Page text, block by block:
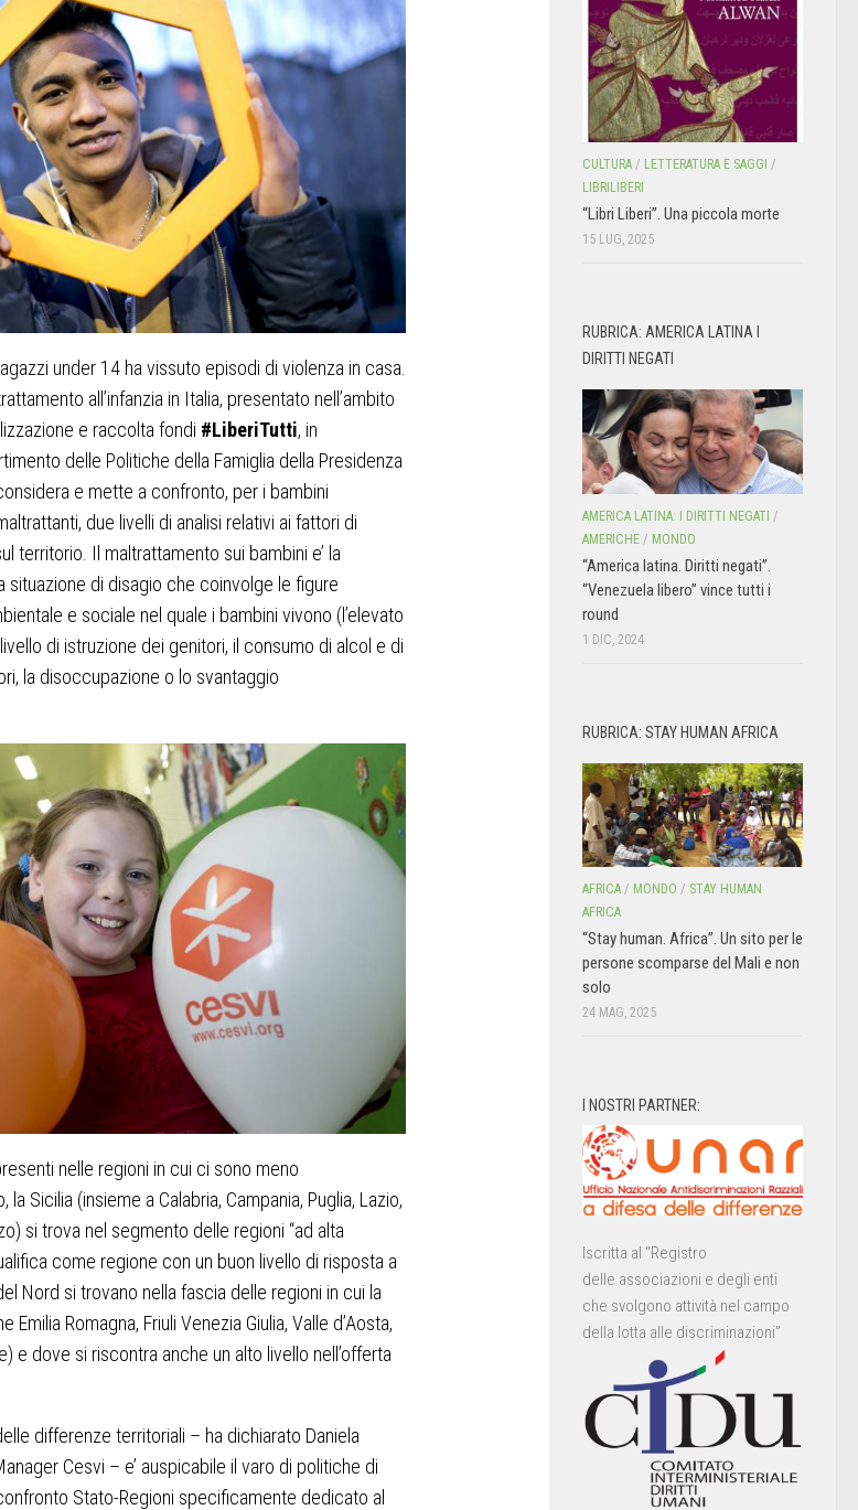
under 14 ha vissuto episodi di violenza in casa.
all’infanzia in Italia, presentato nell’ambito
e raccolta fondi #LiberiTutti, in
delle Politiche della Famiglia della Presidenza
e mette a confronto, per i bambini
due livelli di analisi relativi ai fattori di
territorio. Il maltrattamento sui bambini e’ la
situazione di disagio che coinvolge le figure
e sociale nel quale i bambini vivono (l’elevato
di istruzione dei genitori, il consumo di alcol e di
la disoccupazione o lo svantaggio
nelle regioni in cui ci sono meno
Sicilia (insieme a Calabria, Campania, Puglia, Lazio,
si trova nel segmento delle regioni “ad alta
come regione con un buon livello di risposta a
Nord si trovano nella fascia delle regioni in cui la
Romagna, Friuli Venezia Giulia, Valle d’Aosta,
e dove si riscontra anche un alto livello nell’offerta
differenze territoriali – ha dichiarato Daniela
Cesvi – e’ auspicabile il varo di politiche di
Stato-Regioni specificamente dedicato al
CULTURA / LETTERATURA E SAGGI /
LIBRILIBERI
“Libri Liberi”. Una piccola morte
15 LUG, 2025
RUBRICA: AMERICA LATINA I
DIRITTI NEGATI
AMERICA LATINA: I DIRITTI NEGATI /
AMERICHE / MONDO
“America latina. Diritti negati”.
“Venezuela libero” vince tutti i
round
1 DIC, 2024
RUBRICA: STAY HUMAN AFRICA
AFRICA / MONDO / STAY HUMAN
AFRICA
“Stay human. Africa”. Un sito per le
persone scomparse del Mali e non
solo
24 MAG, 2025
I NOSTRI PARTNER:
Iscritta al “Registro
delle associazioni e degli enti
che svolgono attività nel campo
della lotta alle discriminazioni”